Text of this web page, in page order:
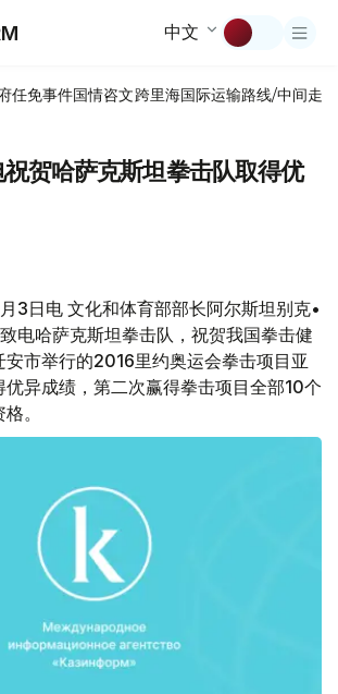
中文
任免事件国情咨文跨里海国际运输路线/中间走廊
贺哈萨克斯坦拳击队取得优
3日电 文化和体育部部长阿尔斯坦别克•
电哈萨克斯坦拳击队，祝贺我国拳击健
安市举行的2016里约奥运会拳击项目亚
优异成绩，第二次赢得拳击项目全部10个
。